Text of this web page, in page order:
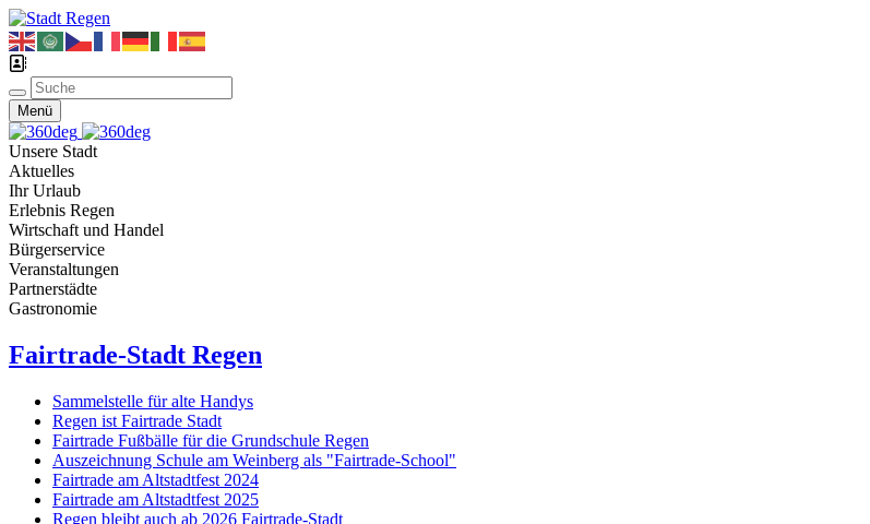
Menü
Unsere Stadt
Aktuelles
Ihr Urlaub
Erlebnis Regen
Wirtschaft und Handel
Bürgerservice
Veranstaltungen
Partnerstädte
Gastronomie
Fairtrade-Stadt Regen
Sammelstelle für alte Handys
Regen ist Fairtrade Stadt
Fairtrade Fußbälle für die Grundschule Regen
Auszeichnung Schule am Weinberg als "Fairtrade-School"
Fairtrade am Altstadtfest 2024
Fairtrade am Altstadtfest 2025
Regen bleibt auch ab 2026 Fairtrade-Stadt